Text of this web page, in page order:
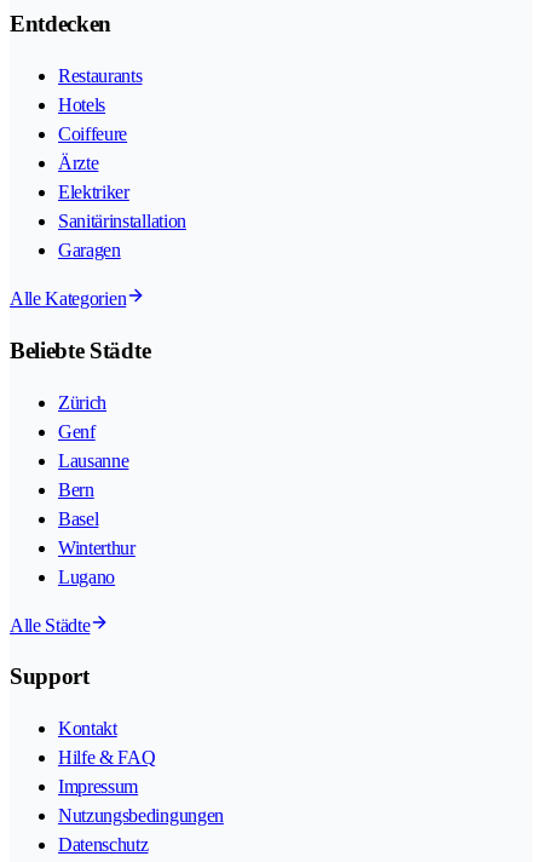
Entdecken
Restaurants
Hotels
Coiffeure
Ärzte
Elektriker
Sanitärinstallation
Garagen
Alle Kategorien
Beliebte Städte
Zürich
Genf
Lausanne
Bern
Basel
Winterthur
Lugano
Alle Städte
Support
Kontakt
Hilfe & FAQ
Impressum
Nutzungsbedingungen
Datenschutz